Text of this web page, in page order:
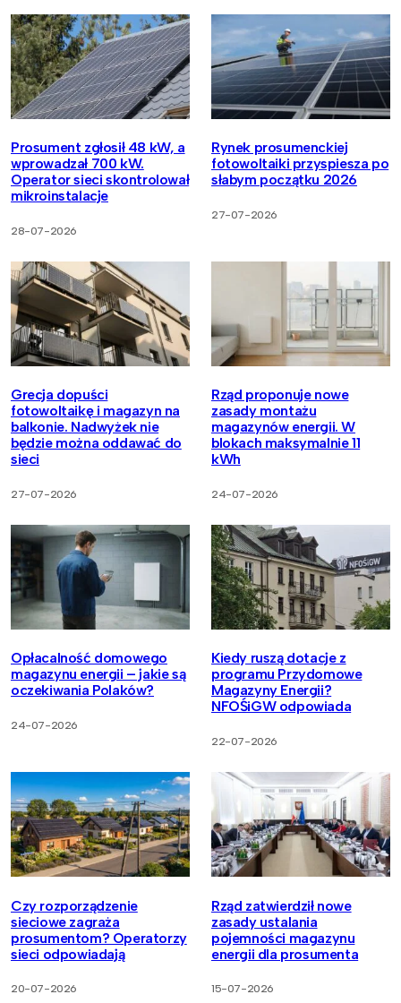
Prosument zgłosił 48 kW, a
wprowadzał 700 kW.
Operator sieci skontrolował
mikroinstalacje
28-07-2026
Rynek prosumenckiej
fotowoltaiki przyspiesza po
słabym początku 2026
27-07-2026
Grecja dopuści
fotowoltaikę i magazyn na
balkonie. Nadwyżek nie
będzie można oddawać do
sieci
27-07-2026
Rząd proponuje nowe
zasady montażu
magazynów energii. W
blokach maksymalnie 11
kWh
24-07-2026
Opłacalność domowego
magazynu energii – jakie są
oczekiwania Polaków?
24-07-2026
Kiedy ruszą dotacje z
programu Przydomowe
Magazyny Energii?
NFOŚiGW odpowiada
22-07-2026
Czy rozporządzenie
sieciowe zagraża
prosumentom? Operatorzy
sieci odpowiadają
20-07-2026
Rząd zatwierdził nowe
zasady ustalania
pojemności magazynu
energii dla prosumenta
15-07-2026